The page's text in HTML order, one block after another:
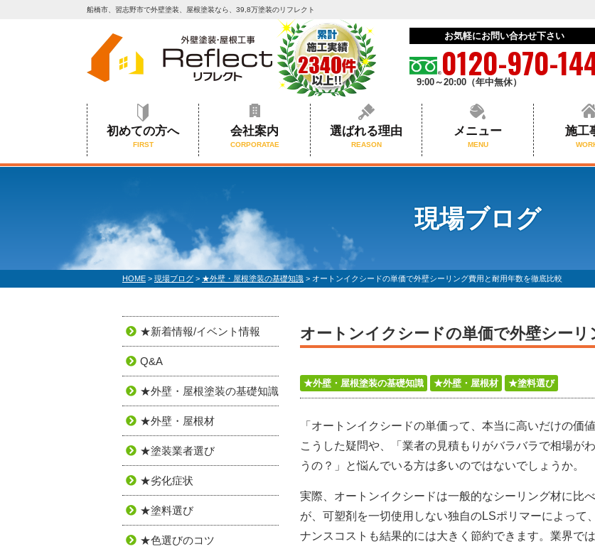
船橋市、習志野市で外壁塗装、屋根塗装なら、39,8万塗装のリフレクト
お気軽にお問い合わせ下さい
0120-970-
9:00～20:00（年中無休）
初めての方へ
FIRST
会社案内
CORPORATAE
選ばれる理由
REASON
メニュー
MENU
施工
現場ブログ
HOME > 現場ブログ > ★外壁・屋根塗装の基礎知識 > オートンイクシードの単価で外壁シーリング費用と耐用年数を徹底比較
オートンイクシードの単価で外壁シー
★外壁・屋根塗装の基礎知識 ★外壁・屋根材 ★塗料選び
「オートンイクシードの単価って、本当に高いだけの価
こうした疑問や、「業者の見積もりがバラバラで相場が
うの？」と悩んでいる方は多いのではないでしょうか。
実際、オートンイクシードは一般的なシーリング材に比
が、可塑剤を一切使用しない独自のLSポリマーによって、
ナンスコストも結果的には大きく節約できます。業界で
★新着情報/イベント情報
Q&A
★外壁・屋根塗装の基礎知識
★外壁・屋根材
★塗装業者選び
★劣化症状
★塗料選び
★色選びのコツ